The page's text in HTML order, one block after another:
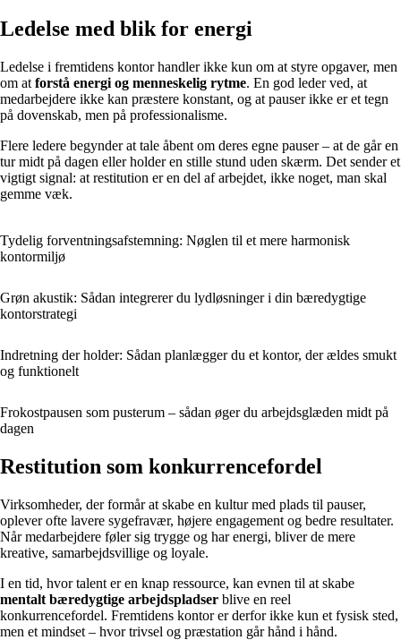
Ledelse med blik for energi
Ledelse i fremtidens kontor handler ikke kun om at styre opgaver, men
om at forstå energi og menneskelig rytme. En god leder ved, at
medarbejdere ikke kan præstere konstant, og at pauser ikke er et tegn
på dovenskab, men på professionalisme.
Flere ledere begynder at tale åbent om deres egne pauser – at de går en
tur midt på dagen eller holder en stille stund uden skærm. Det sender et
vigtigt signal: at restitution er en del af arbejdet, ikke noget, man skal
gemme væk.
Tydelig forventningsafstemning: Nøglen til et mere harmonisk
kontormiljø
Grøn akustik: Sådan integrerer du lydløsninger i din bæredygtige
kontorstrategi
Indretning der holder: Sådan planlægger du et kontor, der ældes smukt
og funktionelt
Frokostpausen som pusterum – sådan øger du arbejdsglæden midt på
dagen
Restitution som konkurrencefordel
Virksomheder, der formår at skabe en kultur med plads til pauser,
oplever ofte lavere sygefravær, højere engagement og bedre resultater.
Når medarbejdere føler sig trygge og har energi, bliver de mere
kreative, samarbejdsvillige og loyale.
I en tid, hvor talent er en knap ressource, kan evnen til at skabe
mentalt bæredygtige arbejdspladser blive en reel
konkurrencefordel. Fremtidens kontor er derfor ikke kun et fysisk sted,
men et mindset – hvor trivsel og præstation går hånd i hånd.